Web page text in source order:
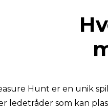
Hunt er en unik
ledetråder som kan